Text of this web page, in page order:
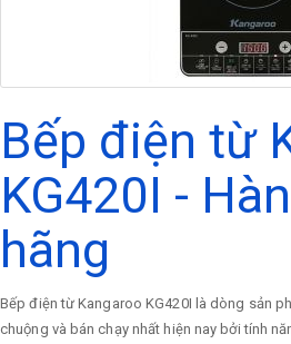
Bếp điện từ
KG420I -
hãng
Bếp điện từ Kangaroo KG420I là dòng sản
chuộng và bán chạy nhất hiện nay bởi tính